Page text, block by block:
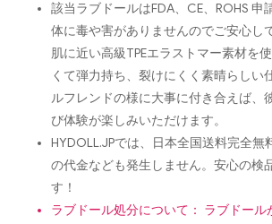
該当ラブドールはFDA、CE、ROHS 申
体に毒や害がありませんのでご安心し
肌に近い高級TPEエラストマー素材を
くて弾力持ち、裂けにくく素晴らしい
ルフレンドの様に大事に付き合えば、
び体験が楽しみいただけます。
HYDOLL.JPでは、日本全国送料完全無
の代金なども発生しません。安心の検
す！
ラブドール処分について： ラブドール